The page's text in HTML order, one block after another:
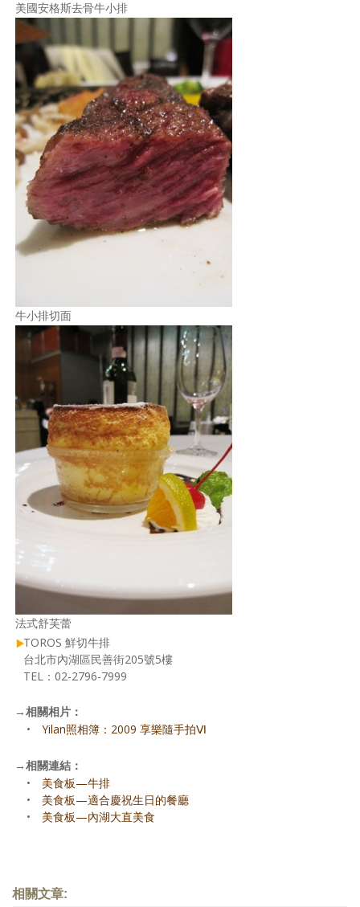
美國安格斯去骨牛小排
牛小排切面
法式舒芙蕾
TOROS 鮮切牛排
台北市內湖區民善街205號5樓
TEL：02-2796-7999
→相關相片：
•
Yilan照相簿：2009 享樂隨手拍Ⅵ
→相關連結：
•
美食板—牛排
•
美食板—適合慶祝生日的餐廳
•
美食板—內湖大直美食
相關文章: